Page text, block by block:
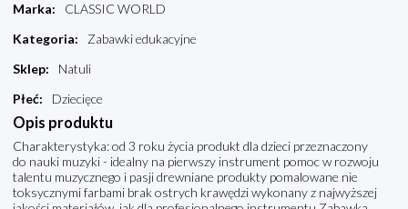
Marka:
CLASSIC WORLD
Kategoria:
Zabawki edukacyjne
Sklep:
Natuli
Płeć: Dziecięce
Opis produktu
Charakterystyka: od 3 roku życia produkt dla dzieci przeznaczony
do nauki muzyki - idealny na pierwszy instrument pomoc w rozwoju
talentu muzycznego i pasji drewniane produkty pomalowane nie
toksycznymi farbami brak ostrych krawędzi wykonany z najwyższej